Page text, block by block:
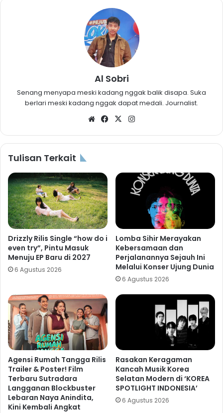
Al Sobri
Senang menyapa meski kadang nggak balik disapa. Suka
berlari meski kadang nggak dapat medali. Journalist.
WebsiteFacebook
X
Tulisan Terkait
Drizzly Rilis Single “how do i
even try”, Pintu Masuk
Menuju EP Baru di 2027
6 Agustus 2026
Lomba Sihir Merayakan
Kebersamaan dan
Perjalanannya Sejauh Ini
Melalui Konser Ujung Dunia
6 Agustus 2026
Agensi Rumah Tangga Rilis
Trailer & Poster! Film
Terbaru Sutradara
Langganan Blockbuster
Lebaran Naya Anindita,
Kini Kembali Angkat
Rasakan Keragaman
Kancah Musik Korea
Selatan Modern di ‘KOREA
SPOTLIGHT INDONESIA’
6 Agustus 2026